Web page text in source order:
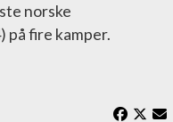
norske
på fire kamper.